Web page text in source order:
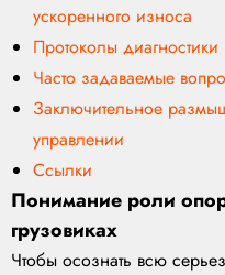
ускоренного износа
Протоколы
Часто задаваемые
Заключительное
управлении
Ссылки
Понимание роли
грузовиках
Чтобы осознать всю